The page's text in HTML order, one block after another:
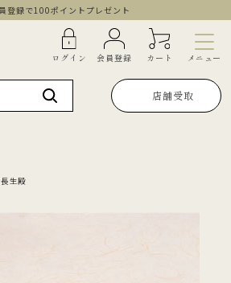
登録で100ポイントプレゼント
ログイン 会員登録 カート メニュー
店舗受取
長生殿